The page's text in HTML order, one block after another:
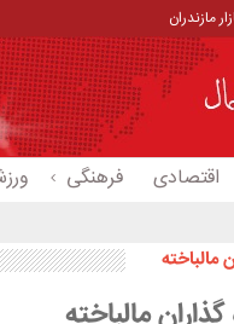
مازندران
اقتصادی فرهنگی